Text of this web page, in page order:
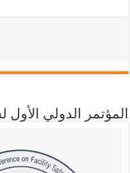
المؤتمر الدولي